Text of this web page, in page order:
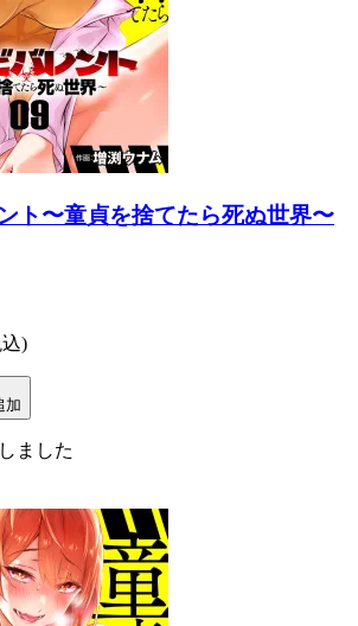
ト〜童貞を捨てたら死ぬ世界〜
)
加
ました